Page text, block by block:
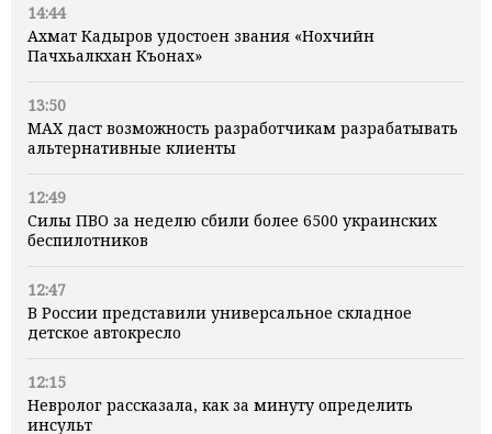
14:44
Ахмат Кадыров удостоен звания «Нохчийн
Пачхьалкхан Къонах»
13:50
MAX даст возможность разработчикам разрабатывать
альтернативные клиенты
12:49
Силы ПВО за неделю сбили более 6500 украинских
беспилотников
12:47
В России представили универсальное складное
детское автокресло
12:15
Невролог рассказала, как за минуту определить
инсульт